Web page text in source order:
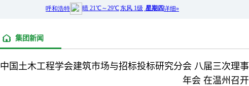
集团新闻
中国土木工程学会建筑市场与招标投标研究分会 八届三次理
年会 在温州召开